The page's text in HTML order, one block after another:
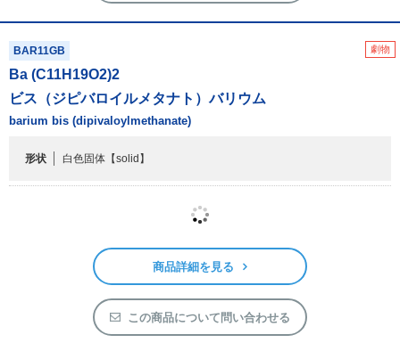
劇物
BAR11GB
Ba (C11H 19O2)2
ビス（ジピバロイルメタナト）バリウム
barium bis (dipivaloylmethanate)
形状 白色固体 【solid】
商品詳細を見る
この商品について問い合わせる